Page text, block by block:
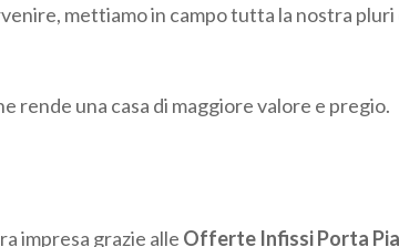
mettiamo in campo tutta la nostra
rende una casa di maggiore valore e pregio.
impresa grazie alle Offerte Infissi Porta Pia